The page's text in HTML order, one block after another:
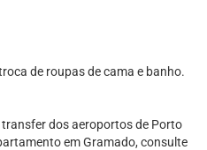
de roupas de cama e banho.
dos aeroportos de Porto
em Gramado, consulte